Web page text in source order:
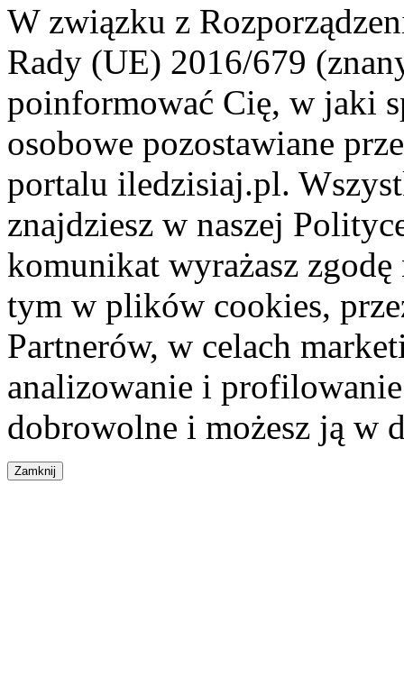
W związku z
Rady (UE) 2016/679
poinformować Cię, w jaki
osobowe pozostawiane
portalu iledzisiaj.pl.
znajdziesz w naszej
komunikat wyrażasz
tym w plików cookies,
Partnerów, w celach
analizowanie i
dobrowolne i możesz ją w